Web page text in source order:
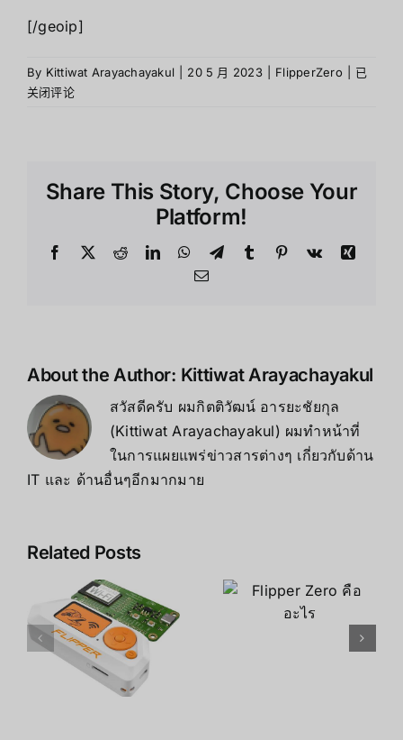
[/geoip]
By Kittiwat Arayachayakul 20 5 月 2023 FlipperZero
วิธี
已
关闭评论
Share This Story, Choose Your
Platform!
Facebook
X RedditLinkedInWhatsApp
TelegramTumblr Pinterest
Vk
Xing
Email
About the Author: Kittiwat Arayachayakul
สวัสดีครับ ผมกิตติวัฒน์ อารยะชัยกุล
(Kittiwat Arayachayakul) ผมทำหน้าที่
ในการแผยแพร่ข่าวสารต่างๆ เกี่ยวกับด้าน
IT และ ด้านอื่นๆอีกมากมาย
Related Posts
Flipper
Zero คือ
อะไร
Flipper
Zero
Multitool
คู่มือการใช้